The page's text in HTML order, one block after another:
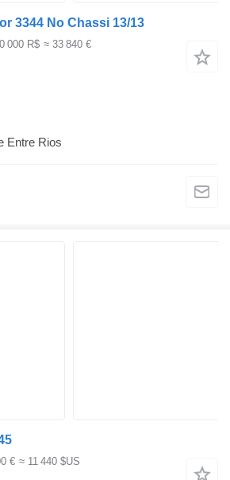
3344 No Chassi 13/13
000 R$ ≈ 33 840 €
Entre Rios
€ ≈ 11 440 $US